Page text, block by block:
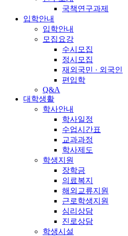
국책연구과제
입학안내
입학안내
모집요강
수시모집
정시모집
재외국민 · 외국인
편입학
Q&A
대학생활
학사안내
학사일정
수업시간표
교과과정
학사제도
학생지원
장학금
의료복지
해외교류지원
근로학생지원
심리상담
진로상담
학생시설